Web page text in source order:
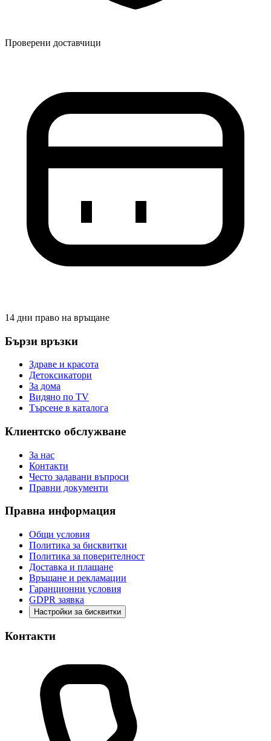
Проверени доставчици
14 дни право на връщане
Бързи връзки
Здраве и красота
Детоксикатори
За дома
Видяно по TV
Търсене в каталога
Клиентско обслужване
За нас
Контакти
Често задавани въпроси
Правни документи
Правна информация
Общи условия
Политика за бисквитки
Политика за поверителност
Доставка и плащане
Връщане и рекламации
Гаранционни условия
GDPR заявка
Настройки за бисквитки
Контакти